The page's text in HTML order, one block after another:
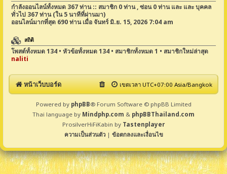
กำลังออนไลน์ทั้งหมด 367ท่าน :: สมาชิก 0 ท่าน , ซ่อน 0 ท่าน และ และ บุคคล
ทั่วไป 367 ท่าน (ใน 5 นาทีที่ผ่านมา)
ออนไลน์มากที่สุด 690ท่าน เมื่อ จันทร์ มิ.ย. 15, 2026 7:04 am
สถิติ
โพสต์ทั้งหมด134 • หัวข้อทั้งหมด134 • สมาชิกทั้งหมด1 • สมาชิกใหม่ล่าสุด
naliti
หน้าเว็บบอร์ด เขตเวลา UTC+07:00 Asia/Bangkok
Powered by phpBB® Forum Software © phpBB Limited
Thai language by Mindphp.com & phpBBThailand.com
ProsilverHiFiKabin by Tastenplayer
ความเป็นส่วนตัว| ข้อตกลงและเงื่อนไข